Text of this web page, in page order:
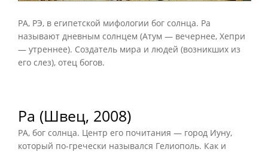
РА, РЭ, в египетской мифологии бог солнца. Ра
называют дневным солнцем (Атум — вечернее, Хепри
— утреннее). Создатель мира и людей (возникших из
его слез), отец богов.
Ра (Швец, 2008)
РА, бог солнца. Центр его почитания — город Иуну,
который по-гречески назывался Гелиополь. Как и